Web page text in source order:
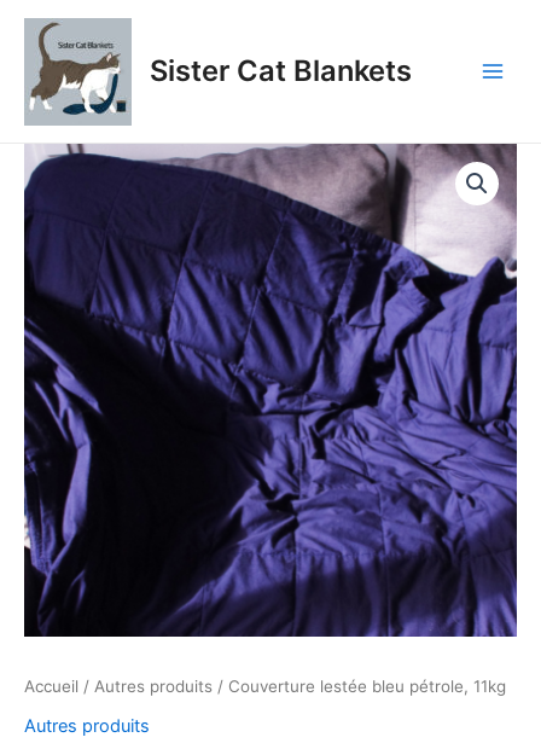
Aller
contenu
Sister Cat Blankets
Accueil / Autres produits / Couverture lestée bleu pétrole, 11kg
Autres produits